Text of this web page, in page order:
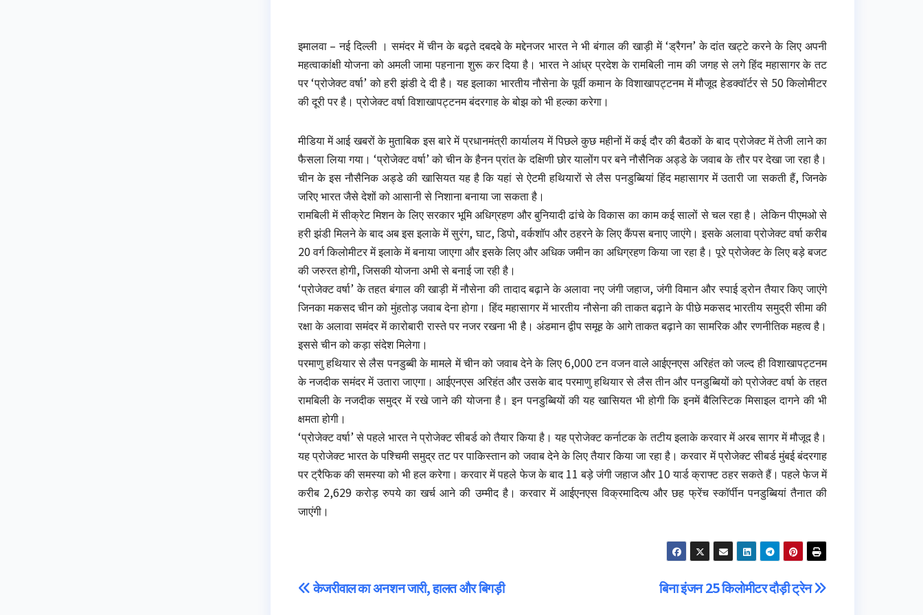
इमालवा – नई दिल्‍ली । समंदर में चीन के बढ़ते दबदबे के मद्देनजर भारत ने भी बंगाल की खाड़ी में ‘ड्रैगन’ के दांत खट्टे करने के लिए अपनी
महत्वाकांक्षी योजना को अमली जामा पहनाना शुरू कर दिया है। भारत ने आंध्र प्रदेश के रामबिली नाम की जगह से लगे हिंद महासागर के तट
पर ‘प्रोजेक्ट वर्षा’ को हरी झंडी दे दी है। यह इलाका भारतीय नौसेना के पूर्वी कमान के विशाखापट्टनम में मौजूद हेडक्वॉर्टर से 50 किलोमीटर
की दूरी पर है। प्रोजेक्ट वर्षा विशाखापट्टनम बंदरगाह के बोझ को भी हल्का करेगा।
मीडिया में आई खबरों के मुताबिक इस बारे में प्रधानमंत्री कार्यालय में पिछले कुछ महीनों में कई दौर की बैठकों के बाद प्रोजेक्ट में तेजी लाने का
फैसला लिया गया। ‘प्रोजेक्ट वर्षा’ को चीन के हैनन प्रांत के दक्षिणी छोर यालोंग पर बने नौसैनिक अड्डे के जवाब के तौर पर देखा जा रहा है।
चीन के इस नौसैनिक अड्डे की खासियत यह है कि यहां से ऐटमी हथियारों से लैस पनडुब्बियां हिंद महासागर में उतारी जा सकती हैं, जिनके
जरिए भारत जैसे देशों को आसानी से निशाना बनाया जा सकता है।
रामबिली में सीक्रेट मिशन के लिए सरकार भूमि अधिग्रहण और बुनियादी ढांचे के विकास का काम कई सालों से चल रहा है। लेकिन पीएमओ से
हरी झंडी मिलने के बाद अब इस इलाके में सुरंग, घाट, डिपो, वर्कशॉप और ठहरने के लिए कैंपस बनाए जाएंगे। इसके अलावा प्रोजेक्ट वर्षा करीब
20 वर्ग किलोमीटर में इलाके में बनाया जाएगा और इसके लिए और अधिक जमीन का अधिग्रहण किया जा रहा है। पूरे प्रोजेक्ट के लिए बड़े बजट
की जरुरत होगी, जिसकी योजना अभी से बनाई जा रही है।
‘प्रोजेक्ट वर्षा’ के तहत बंगाल की खाड़ी में नौसेना की तादाद बढ़ाने के अलावा नए जंगी जहाज, जंगी विमान और स्पाई ड्रोन तैयार किए जाएंगे
जिनका मकसद चीन को मुंहतोड़ जवाब देना होगा। हिंद महासागर में भारतीय नौसेना की ताकत बढ़ाने के पीछे मकसद भारतीय समुद्री सीमा की
रक्षा के अलावा समंदर में कारोबारी रास्ते पर नजर रखना भी है। अंडमान द्वीप समूह के आगे ताकत बढ़ाने का सामरिक और रणनीतिक महत्व है।
इससे चीन को कड़ा संदेश मिलेगा।
परमाणु हथियार से लैस पनडुब्बी के मामले में चीन को जवाब देने के लिए 6,000 टन वजन वाले आईएनएस अरिहंत को जल्द ही विशाखापट्टनम
के नजदीक समंदर में उतारा जाएगा। आईएनएस अरिहंत और उसके बाद परमाणु हथियार से लैस तीन और पनडुब्बियों को प्रोजेक्ट वर्षा के तहत
रामबिली के नजदीक समुद्र में रखे जाने की योजना है। इन पनडुब्बियों की यह खासियत भी होगी कि इनमें बैलिस्टिक मिसाइल दागने की भी
क्षमता होगी।
‘प्रोजेक्ट वर्षा’ से पहले भारत ने प्रोजेक्ट सीबर्ड को तैयार किया है। यह प्रोजेक्ट कर्नाटक के तटीय इलाके करवार में अरब सागर में मौजूद है।
यह प्रोजेक्ट भारत के पश्चिमी समुद्र तट पर पाकिस्तान को जवाब देने के लिए तैयार किया जा रहा है। करवार में प्रोजेक्ट सीबर्ड मुंबई बंदरगाह
पर ट्रैफिक की समस्या को भी हल करेगा। करवार में पहले फेज के बाद 11 बड़े जंगी जहाज और 10 यार्ड क्राफ्ट ठहर सकते हैं। पहले फेज में
करीब 2,629 करोड़ रुपये का खर्च आने की उम्मीद है। करवार में आईएनएस विक्रमादित्य और छह फ्रेंच स्कॉर्पीन पनडुब्बियां तैनात की
जाएंगी।
Post
बिना इंजन 25 किलोमीटर दौड़ी ट्रेन
केजरीवाल का अनशन जारी, हालत और बिगड़ी